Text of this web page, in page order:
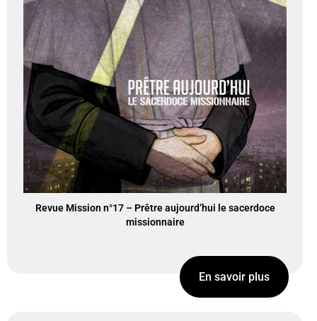
Revue Mission n°17 – Prêtre aujourd’hui le sacerdoce
missionnaire
En savoir plus